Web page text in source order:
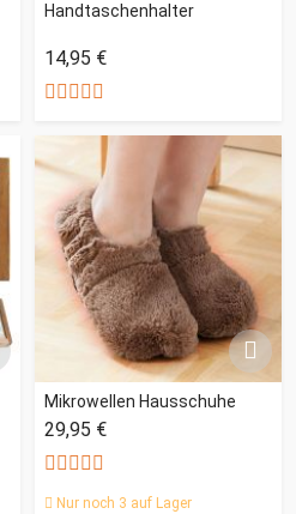
Handtaschenhalter
14,95 €
Mikrowellen Hausschuhe
29,95 €
Nur noch 3 auf Lager